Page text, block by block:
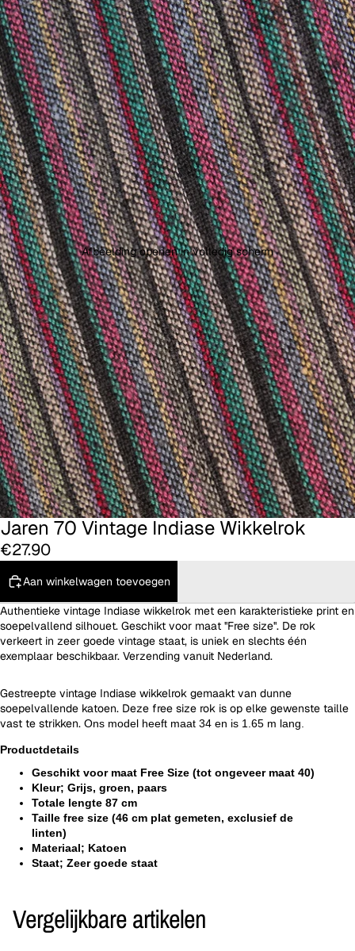
Afbeelding openen in volledig scherm
Jaren 70 Vintage Indiase Wikkelrok
€27.90
Aan winkelwagen toevoegen
Authentieke vintage Indiase wikkelrok met een karakteristieke print en
soepelvallend silhouet. Geschikt voor maat ''Free size''. De rok
verkeert in zeer goede vintage staat, is uniek en slechts één
exemplaar beschikbaar. Verzending vanuit Nederland.
Gestreepte vintage Indiase wikkelrok gemaakt van dunne
soepelvallende katoen. Deze free size rok is op elke gewenste taille
vast te strikken. Ons model heeft maat 34 en is 1.65 m lang.
Productdetails
Geschikt voor maat Free Size (tot ongeveer maat 40)
Kleur; Grijs, groen, paars
Totale lengte 87 cm
Taille free size (46 cm plat gemeten, exclusief de
linten)
Materiaal; Katoen
Staat; Zeer goede staat
Vergelijkbare artikelen